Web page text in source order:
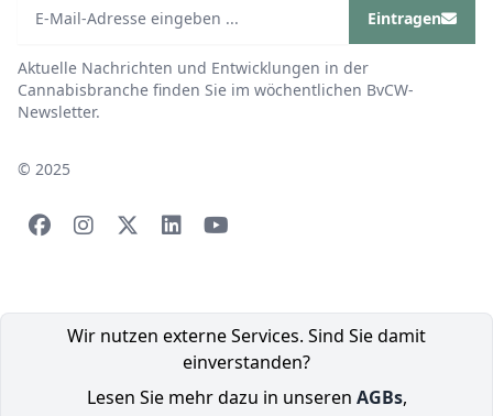
Eintragen
Aktuelle Nachrichten und Entwicklungen in der
Cannabisbranche finden Sie im wöchentlichen BvCW-
Newsletter.
© 2025
Wir nutzen externe Services. Sind Sie damit
einverstanden?
Lesen Sie mehr dazu in unseren AGBs,